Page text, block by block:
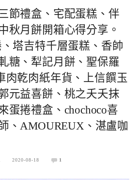
節禮盒、宅配蛋糕、伴
秋月餅開箱心得分享。
塔吉特千層蛋糕、香帥
糖、犁記月餅、聖保羅
肉乾肉紙年貨、上信饌玉
元益喜餅、桃之夭夭抹
蛋捲禮盒、chochoco喜
、AMOUREUX、湛盧咖
2020-08-18 1